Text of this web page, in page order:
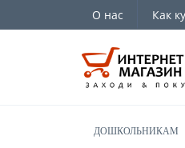
О нас Как
ДОШКОЛЬНИКАМ